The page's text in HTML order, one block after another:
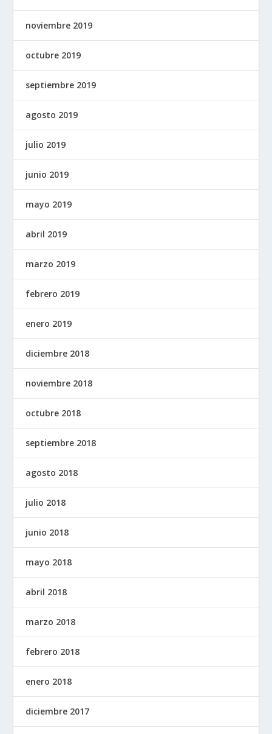
noviembre 2019
octubre 2019
septiembre 2019
agosto 2019
julio 2019
junio 2019
mayo 2019
abril 2019
marzo 2019
febrero 2019
enero 2019
diciembre 2018
noviembre 2018
octubre 2018
septiembre 2018
agosto 2018
julio 2018
junio 2018
mayo 2018
abril 2018
marzo 2018
febrero 2018
enero 2018
diciembre 2017